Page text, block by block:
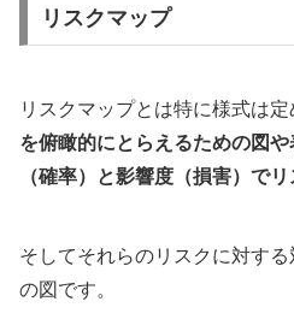
リスクマップ
リスクマップとは特に様式は
を俯瞰的にとらえるための図
（確率）と影響度（損害）で
そしてそれらのリスクに対す
の図です。